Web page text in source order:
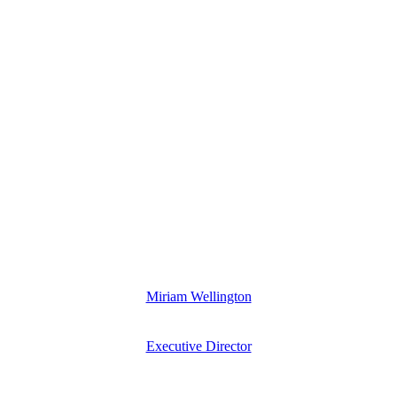
Miriam Wellington
Executive Director